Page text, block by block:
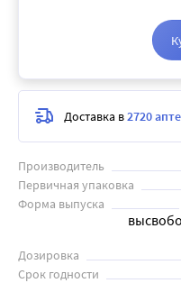
Производитель
Первичная упаковка
Форма выпуска
Дозировка
Срок годности
Доставка в2720